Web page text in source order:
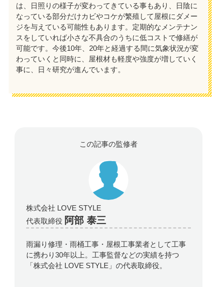
は、日照りの様子が変わってきている事もあり、日陰に
なっている部分だけカビやコケが繁殖して屋根にダメー
ジを与えている可能性もあります。定期的なメンテナン
スをしていれば小さな不具合のうちに低コストで修繕が
可能です。今後10年、20年と経過する間に気象状況が変
わっていくと同時に、屋根材も軽度や強度が増していく
事に、日々研究が進んでいます。
この記事の監修者
株式会社 LOVE STYLE
代表取締役 阿部 泰三
雨漏り修理・雨桶工事・屋根工事業者として工事
に携わり30年以上。工事監督などの実績を持つ
「株式会社 LOVE STYLE」の代表取締役。